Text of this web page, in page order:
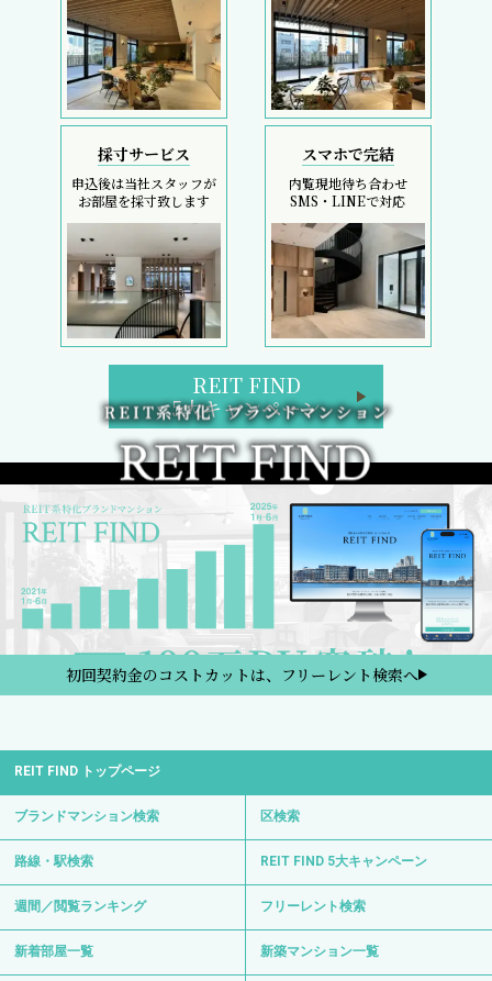
採寸サービス
申込後は当社スタッフが
お部屋を採寸致します
スマホで完結
内覧現地待ち合わせ
SMS・LINEで対応
REIT FIND
5大キャンペーン
初回契約金のコストカットは、フリーレント検索へ
REIT FIND トップページ
ブランドマンション検索 区検索
路線・駅検索 REIT FIND 5大キャンペーン
週間／閲覧ランキング フリーレント検索
新着部屋一覧 新築マンション一覧